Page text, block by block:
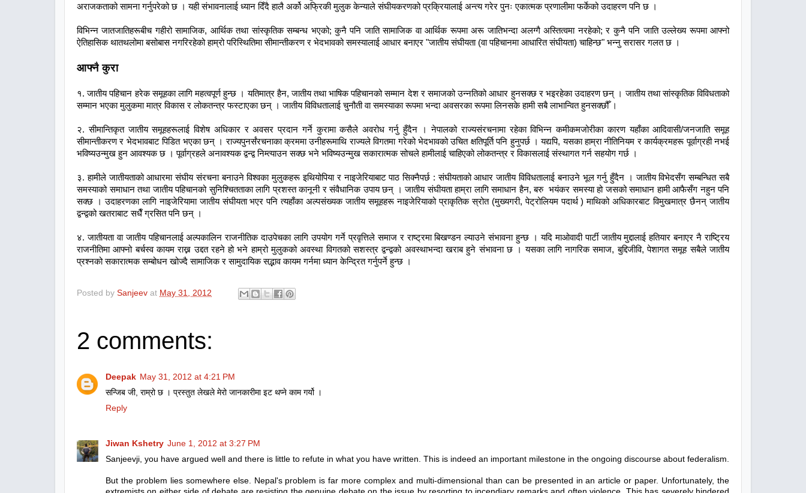
अराजकताको सामना गर्नुपरेको छ । यही संभावनालाई ध्यान दिँदै हालै अर्को अफ्रिकी मुलुक केन्याले संघीयकरणको प्रक्रियालाई अन्त्य गरेर पुनः एकात्मक प्रणालीमा फर्केको उदाहरण पनि छ ।
विभिन्न जातजातिहरूबीच गहीरो सामाजिक, आर्थिक तथा सांस्कृतिक सम्बन्ध भएको; कुनै पनि जाति सामाजिक वा आर्थिक रूपमा अरू जातिभन्दा अलग्गै अस्तित्वमा नरहेको; र कुनै पनि जाति उल्लेख्य रूपमा आफ्नो
ऐतिहासिक थातथलोमा बसोबास नगरिरहेको हाम्रो परिस्थितिमा सीमान्तीकरण र भेदभावको समस्यालाई आधार बनाएर "जातीय संघीयता (वा पहिचानमा आधारित संघीयता) चाहिन्छ" भन्नु सरासर गलत छ ।
आफ्नै कुरा
१. जातीय पहिचान हरेक समूहका लागि महत्वपूर्ण हुन्छ । यतिमात्र हैन, जातीय तथा भाषिक पहिचानको सम्मान देश र समाजको उन्नतिको आधार हुनसक्छ र भइरहेका उदाहरण छन् । जातीय तथा सांस्कृतिक विविधताको
सम्मान भएका मुलुकमा मात्र विकास र लोकतन्त्र फस्टाएका छन् । जातीय विविधतालाई चुनौती वा समस्याका रूपमा भन्दा अवसरका रूपमा लिनसके हामी सबै लाभान्वित हुनसक्छौँ ।
२. सीमान्तिकृत जातीय समूहहरूलाई विशेष अधिकार र अवसर प्रदान गर्ने कुरामा कसैले अवरोध गर्नु हुँदैन । नेपालको राज्यसंरचनामा रहेका विभिन्न कमीकमजोरीका कारण यहाँका आदिवासी/जनजाति समूह
सीमान्तीकरण र भेदभावबाट पिडित भएका छन् । राज्यपुनर्संरचनाका क्रममा उनीहरूमाथि राज्यले विगतमा गरेको भेदभावको उचित क्षतिपूर्ति पनि हुनुपर्छ । यद्यपि, यसका हाम्रा नीतिनियम र कार्यक्रमहरू पूर्वाग्रही नभई
भविष्यउन्मुख हुन आवश्यक छ । पूर्वाग्रहले अनावश्यक द्वन्द्व निम्त्याउन सक्छ भने भविष्यउन्मुख सकारात्मक सोचले हामीलाई चाहिएको लोकतन्त्र र विकासलाई संस्थागत गर्न सहयोग गर्छ ।
३. हामीले जातीयताको आधारमा संघीय संरचना बनाउने विश्वका मुलुकहरू इथियोपिया र नाइजेरियाबाट पाठ सिक्नैपर्छ : संघीयताको आधार जातीय विविधतालाई बनाउने भूल गर्नु हुँदैन । जातीय विभेदसँग सम्बन्धित सबै
समस्याको समाधान तथा जातीय पहिचानको सुनिश्चितताका लागि प्रशस्त कानूनी र संवैधानिक उपाय छन् । जातीय संघीयता हाम्रा लागि समाधान हैन, बरु भयंकर समस्या हो जसको समाधान हामी आफैसँग नहुन पनि
सक्छ । उदाहरणका लागि नाइजेरियामा जातीय संघीयता भएर पनि त्यहाँका अल्पसंख्यक जातीय समूहहरू नाइजेरियाको प्राकृतिक स्रोत (मुख्यगरी, पेट्रोलियम पदार्थ ) माथिको अधिकारबाट विमुखमात्र छैनन् जातीय
द्वन्द्वको खतराबाट सधैँ ग्रसित पनि छन् ।
४. जातीयता वा जातीय पहिचानलाई अल्पकालिन राजनीतिक दाउपेचका लागि उपयोग गर्ने प्रवृत्तिले समाज र राष्ट्रमा बिखण्डन ल्याउने संभावना हुन्छ । यदि माओवादी पार्टी जातीय मुद्दालाई हतियार बनाएर नै राष्ट्रिय
राजनीतिमा आफ्नो बर्चस्व कायम राख्न उद्दत रहने हो भने हाम्रो मुलुकको अवस्था विगतको सशस्त्र द्वन्द्वको अवस्थाभन्दा खराब हुने संभावना छ । यसका लागि नागरिक समाज, बुद्दिजीवि, पेशागत समूह सबैले जातीय
प्रश्नको सकारात्मक सम्बोधन खोज्दै सामाजिक र सामुदायिक सद्भाव कायम गर्नमा ध्यान केन्द्रित गर्नुपर्ने हुन्छ ।
Posted by Sanjeev at May 31, 2012
2 comments:
Deepak May 31, 2012 at 4:21 PM
सन्जिब जी, राम्रो छ । प्रस्तुत लेखले मेरो जानकारीमा इट थप्ने काम गर्यो ।
Reply
Jiwan Kshetry June 1, 2012 at 3:27 PM
Sanjeevji, you have argued well and there is little to refute in what you have written. This is indeed an important milestone in the ongoing discourse about federalism.
But the problem lies somewhere else. Nepal's problem is far more complex and multi-dimensional than can be presented in an article or paper. Unfortunately, the